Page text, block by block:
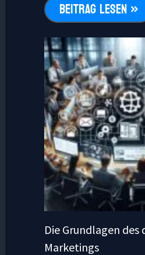
BEITRAG LESEN »
Die Grundlagen des
Marketings